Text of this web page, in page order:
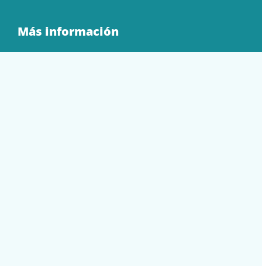
Más información